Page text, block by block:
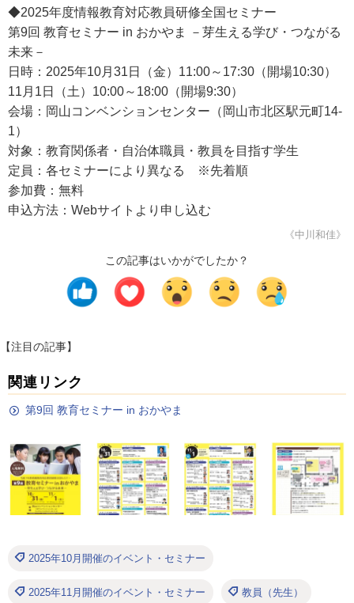
◆2025年度情報教育対応教員研修全国セミナー
第9回 教育セミナー in おかやま －芽生える学び・つながる
未来－
日時：2025年10月31日（金）11:00～17:30（開場10:30）
11月1日（土）10:00～18:00（開場9:30）
会場：岡山コンベンションセンター（岡山市北区駅元町14-
1）
対象：教育関係者・自治体職員・教員を目指す学生
定員：各セミナーにより異なる ※先着順
参加費：無料
申込方法：Webサイトより申し込む
《中川和佳》
この記事はいかがでしたか？
【注目の記事】
関連リンク
第9回 教育セミナー in おかやま
2025年10月開催のイベント・セミナー
2025年11月開催のイベント・セミナー 教員（先生）